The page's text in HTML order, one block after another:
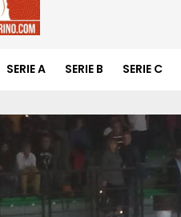
SERIE A SERIE B SERIE C